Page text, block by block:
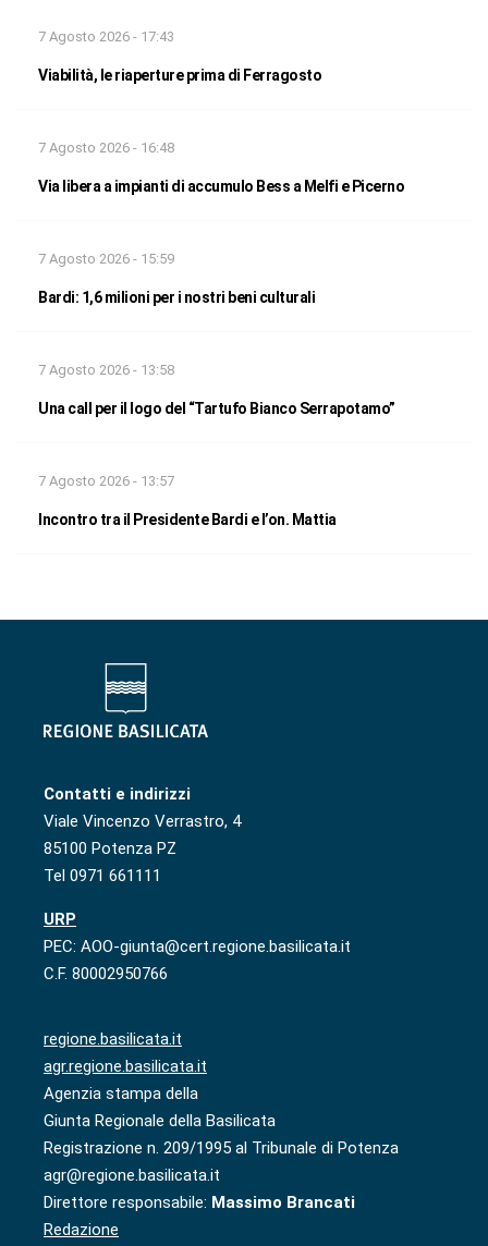
7 Agosto 2026 - 17:43
Viabilità, le riaperture prima di Ferragosto
7 Agosto 2026 - 16:48
Via libera a impianti di accumulo Bess a Melfi e Picerno
7 Agosto 2026 - 15:59
Bardi: 1,6 milioni per i nostri beni culturali
7 Agosto 2026 - 13:58
Una call per il logo del “Tartufo Bianco Serrapotamo”
7 Agosto 2026 - 13:57
Incontro tra il Presidente Bardi e l’on. Mattia
Contatti e indirizzi
Viale Vincenzo Verrastro, 4
85100 Potenza PZ
Tel 0971 661111
URP
PEC: AOO-giunta@cert.regione.basilicata.it
C.F. 80002950766
regione.basilicata.it
agr.regione.basilicata.it
Agenzia stampa della
Giunta Regionale della Basilicata
Registrazione n. 209/1995 al Tribunale di Potenza
agr@regione.basilicata.it
Direttore responsabile: Massimo Brancati
Redazione